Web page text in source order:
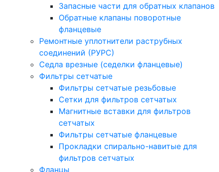
Запасные части для обратных клапанов
Обратные клапаны поворотные
фланцевые
Ремонтные уплотнители раструбных
соединений (РУРС)
Седла врезные (седелки фланцевые)
Фильтры сетчатые
Фильтры сетчатые резьбовые
Сетки для фильтров сетчатых
Магнитные вставки для фильтров
сетчатых
Фильтры сетчатые фланцевые
Прокладки спирально-навитые для
фильтров сетчатых
Фланцы